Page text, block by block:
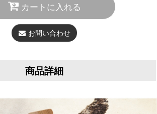
カートに入れる
お問い合わせ
商品詳細